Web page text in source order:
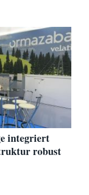
integriert
robust